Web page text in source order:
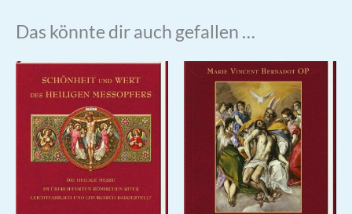
Das könnte dir auch gefallen …